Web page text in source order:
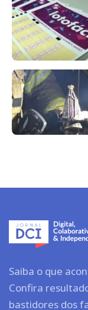
Saiba o que
Confira
bastidores dos